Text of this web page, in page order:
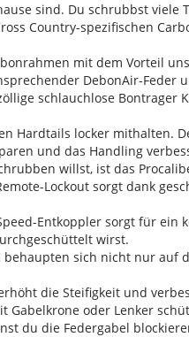
sind. Du schrubbst
Country-spezifischen
mit dem Vorteil
DebonAir-Feder
schlauchlose Bontrager
Hardtails locker mithalten.
und das Handling
willst, ist das
Lockout sorgt dank
Entkoppler sorgt für
wirst.
behaupten sich nicht nur
die Steifigkeit und
Gabelkrone oder Lenker
du die Federgabel